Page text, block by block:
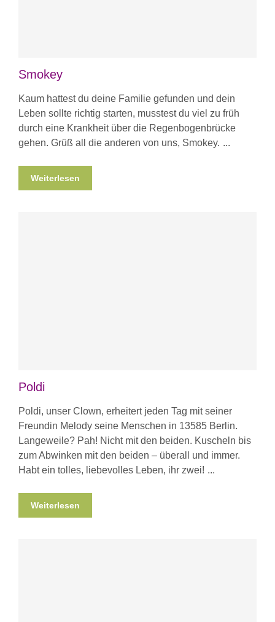
Smokey
Kaum hattest du deine Familie gefunden und dein
Leben sollte richtig starten, musstest du viel zu früh
durch eine Krankheit über die Regenbogenbrücke
gehen. Grüß all die anderen von uns, Smokey.
Weiterlesen
Poldi
Poldi, unser Clown, erheitert jeden Tag mit seiner
Freundin Melody seine Menschen in 13585 Berlin.
Langeweile? Pah! Nicht mit den beiden. Kuscheln bis
zum Abwinken mit den beiden – überall und immer.
Habt ein tolles, liebevolles Leben, ihr zwei!
Weiterlesen